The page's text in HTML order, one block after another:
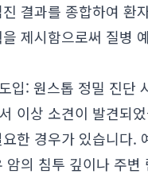
결과를 종합하여 환
제시함으로써 질병
입: 원스톱 정밀 진단
이상 소견이 발견되
한 경우가 있습니다.
암의 침투 깊이나 주변